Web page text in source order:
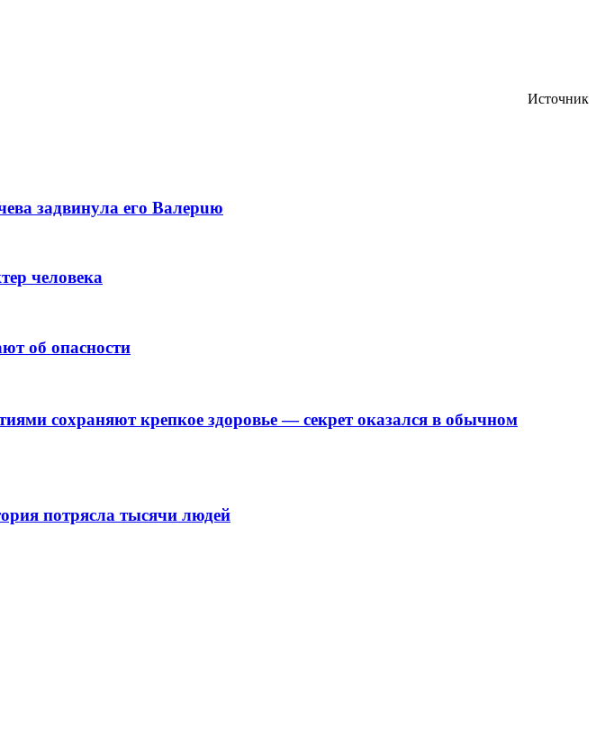
Источник
задвинула его Вaлepuю
человека
об опасности
сохраняют крепкое здоровье — секрет оказался в обычном
потрясла тысячи людей